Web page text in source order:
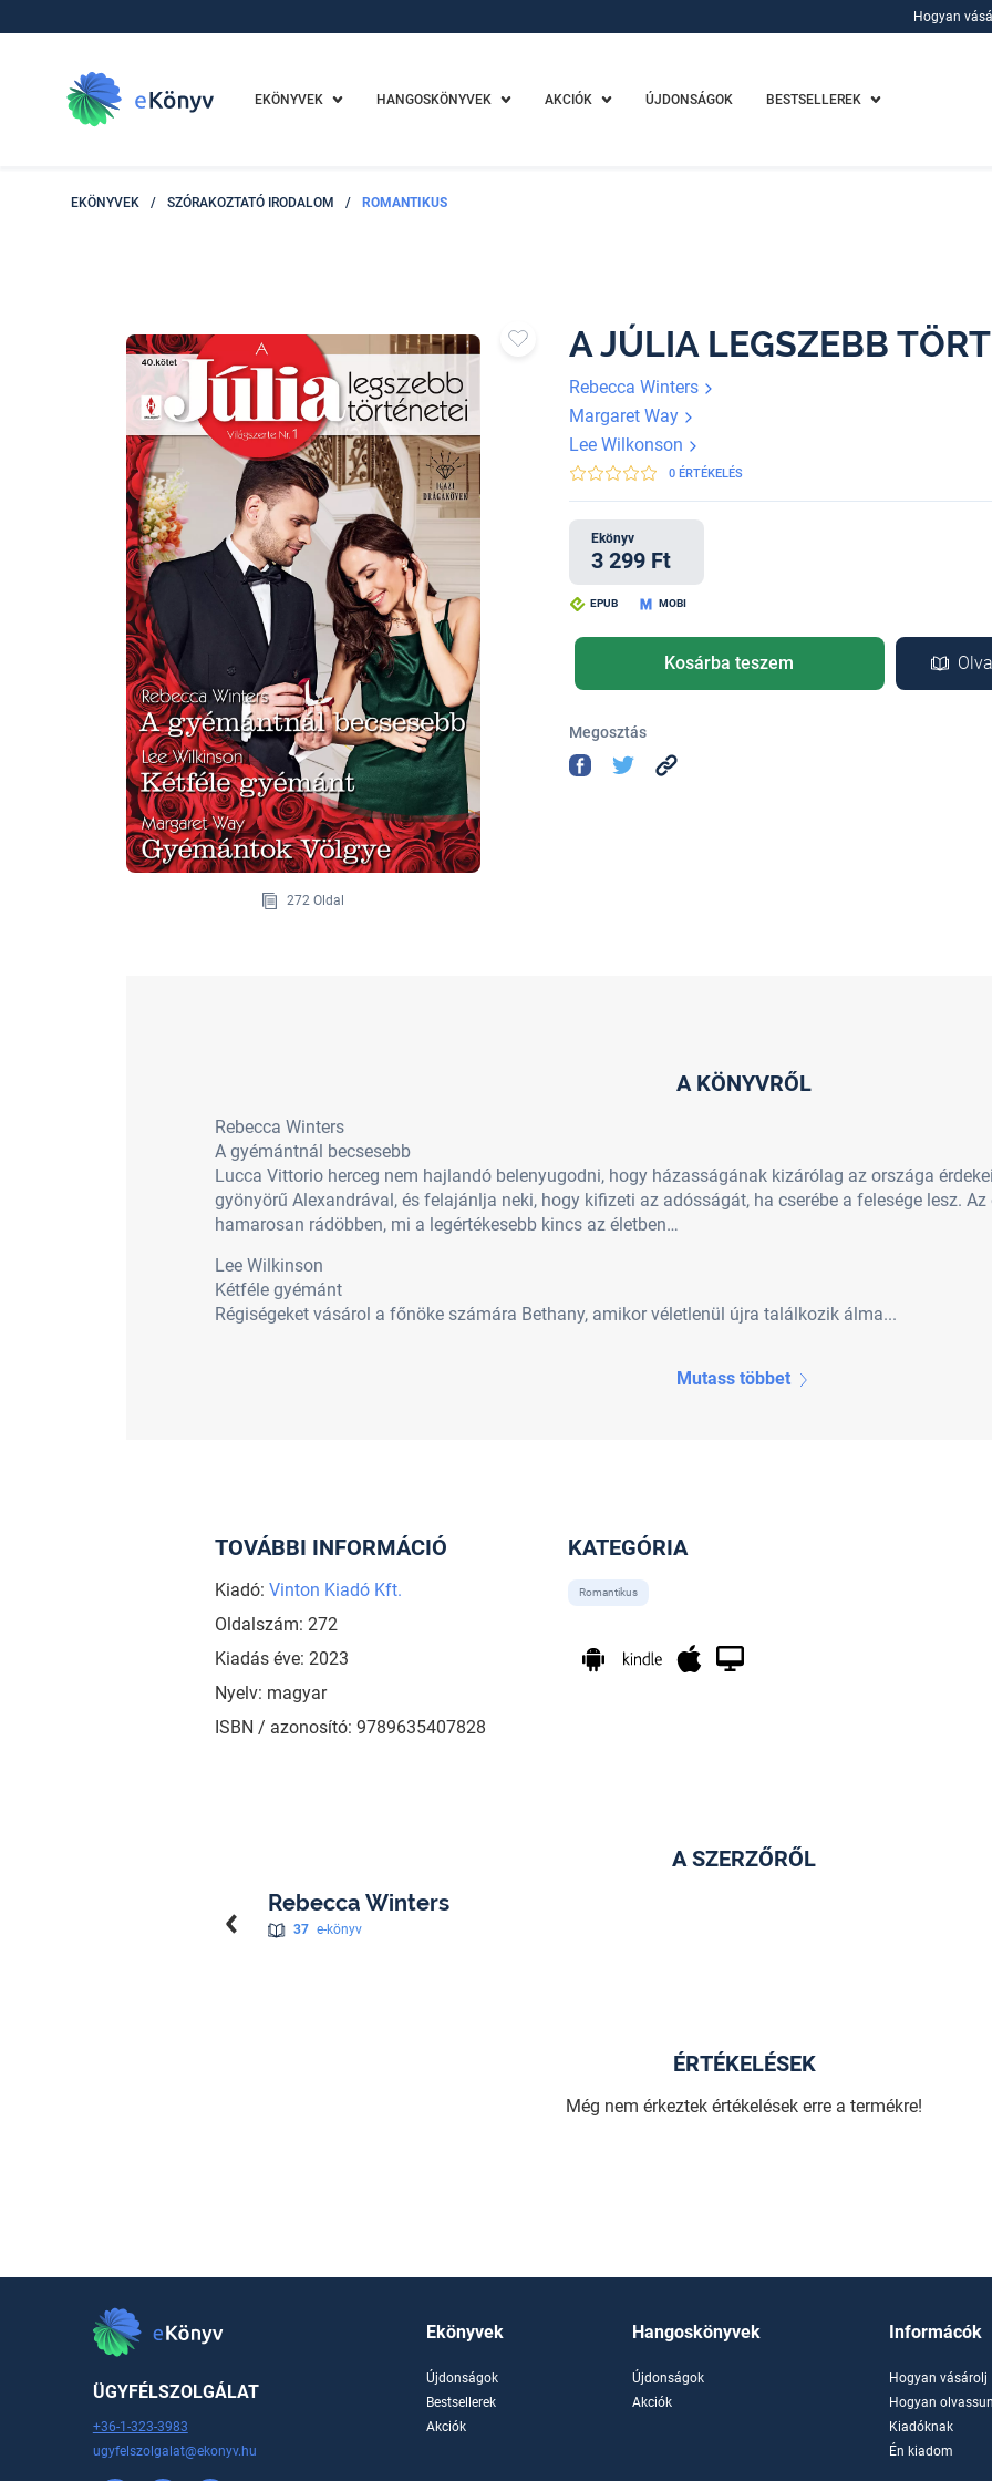
Hogyan
EKÖNYVEK HANGOSKÖNYVEK AKCIÓK ÚJDONSÁGOK BESTSELLEREK
EKÖNYVEK / SZÓRAKOZTATÓ IRODALOM / ROMANTIKUS
272 Oldal
A JÚLIA LEGSZEBB
Rebecca Winters
Margaret Way
Lee Wilkonson
0 ÉRTÉKELÉS
Ekönyv
3 299 Ft
EPUB MOBI
Kosárba teszem
Megosztás
A KÖNYVRŐL
Rebecca Winters
A gyémántnál becsesebb
Lucca Vittorio herceg nem hajlandó belenyugodni, hogy házasságának kizárólag az országa
gyönyörű Alexandrával, és felajánlja neki, hogy kifizeti az adósságát, ha cserébe a felesége lesz.
hamarosan rádöbben, mi a legértékesebb kincs az életben…
Lee Wilkinson
Kétféle gyémánt
Régiségeket vásárol a főnöke számára Bethany, amikor véletlenül újra találkozik álma...
Mutass többet
TOVÁBBI INFORMÁCIÓ
Kiadó: Vinton Kiadó Kft.
Oldalszám: 272
Kiadás éve: 2023
Nyelv: magyar
ISBN / azonosító: 9789635407828
KATEGÓRIA
Romantikus
A SZERZŐRŐL
Rebecca Winters
37 e-könyv
ÉRTÉKELÉSEK
Még nem érkeztek értékelések erre a termékre!
ÜGYFÉLSZOLGÁLAT
+36-1-323-3983
ugyfelszolgalat@ekonyv.hu
Ekönyvek
Újdonságok
Bestsellerek
Akciók
Hangoskönyvek
Újdonságok
Akciók
Informácók
Hogyan vásárolj
Hogyan
Kiadóknak
Én kiadom